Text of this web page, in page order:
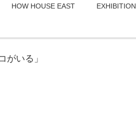
HOW HOUSE EAST EXHIBITION
がいる」